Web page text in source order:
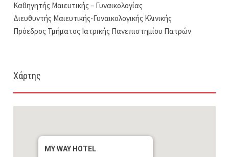
Καθηγητής Μαιευτικής – Γυναικολογίας
Διευθυντής Μαιευτικής-Γυναικολογικής Κλινικής
Πρόεδρος Τμήματος Ιατρικής Πανεπιστημίου Πατρών
Χάρτης
MY WAY HOTEL